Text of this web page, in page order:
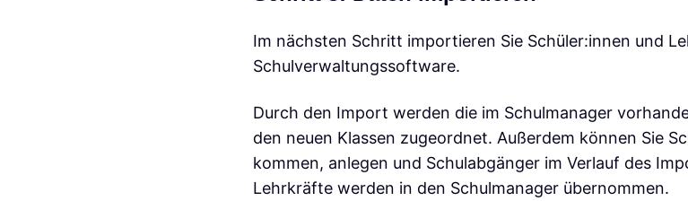
Im nächsten Schritt importieren Sie Schüler:innen und
Schulverwaltungssoftware.
Durch den Import werden die im Schulmanager
den neuen Klassen zugeordnet. Außerdem können Sie
kommen, anlegen und Schulabgänger im Verlauf des
Lehrkräfte werden in den Schulmanager übernommen.